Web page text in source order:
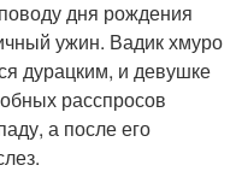
дня рождения
ужин. Вадик хмуро
дурацким, и девушке
расспросов
а после его